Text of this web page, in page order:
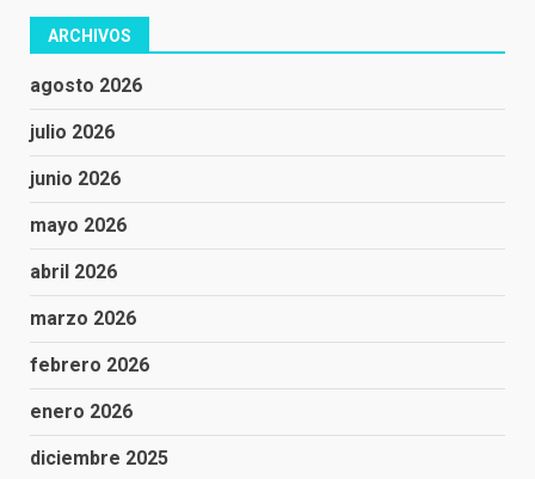
ARCHIVOS
agosto 2026
julio 2026
junio 2026
mayo 2026
abril 2026
marzo 2026
febrero 2026
enero 2026
diciembre 2025